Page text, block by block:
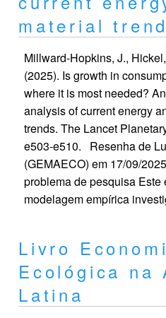
material
Millward-Hopkins, J.,
(2025). Is growth in
where it is most needed?
analysis of current energy
trends. The Lancet
e503-e510. Resenha de
(GEMAECO) em 17/09/
problema de pesquisa Este
modelagem empírica
Livro
Ecológica na
Latina